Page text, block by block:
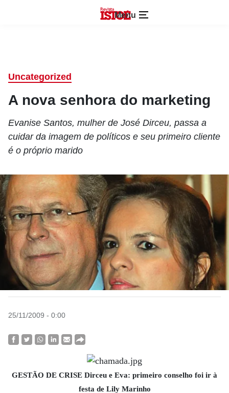
Menu
Uncategorized
A nova senhora do marketing
Evanise Santos, mulher de José Dirceu, passa a
cuidar da imagem de políticos e seu primeiro cliente
é o próprio marido
25/11/2009 - 0:00
GESTÃO DE CRISE Dirceu e Eva: primeiro conselho foi ir à
festa de Lily Marinho